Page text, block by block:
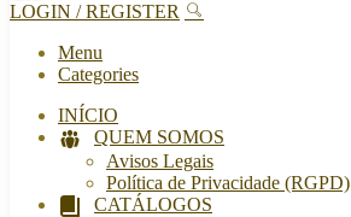
LOGIN / REGISTER
Menu
Categories
INÍCIO
QUEM SOMOS
Avisos Legais
Política de Privacidade (RGPD)
CATÁLOGOS